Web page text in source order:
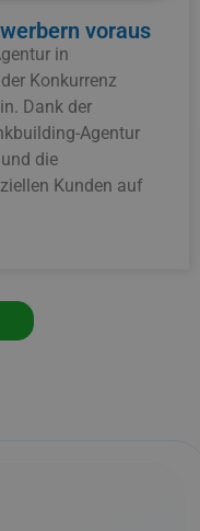
voraus
in
Konkurrenz
Dank der
Agentur
die
Kunden auf